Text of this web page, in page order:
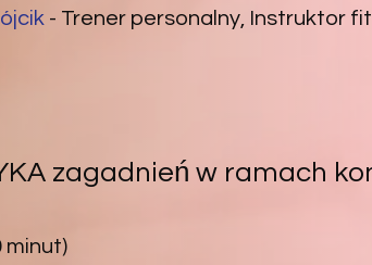
- Trener personalny, Instruktor
zagadnień w ramach
minut)